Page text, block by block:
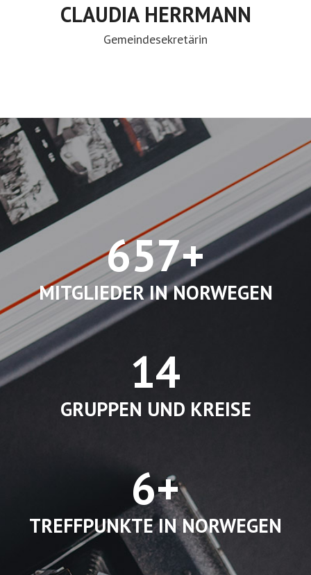
CLAUDIA HERRMANN
Gemeindesekretärin
657+
MITGLIEDER IN NORWEGEN
14
GRUPPEN UND KREISE
6+
TREFFPUNKTE IN NORWEGEN